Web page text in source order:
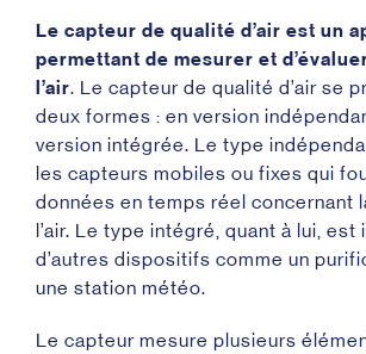
Le capteur de qualité d’air est un
permettant de mesurer et
l’air. Le capteur de qualité d’air se
deux formes : en version
version intégrée. Le type
les capteurs mobiles ou fixes qui
données en temps réel concernant
l’air. Le type intégré, quant à lui, est
d’autres dispositifs comme un
une station météo.
Le capteur mesure plusieurs